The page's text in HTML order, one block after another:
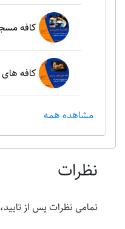
کافه
کافه
مشاهده همه
نظرات
تمامی نظرات پس از